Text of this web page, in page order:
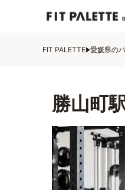
FIT PALETTE 愛媛県の
勝山町